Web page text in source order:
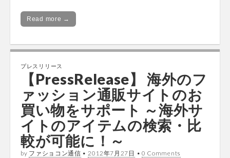
Read more →
プレスリリース
【PressRelease】 海外のフ
ァッション通販サイトのお
買い物をサポート ～海外サ
イトのアイテムの検索・比
較が可能に！～
by ファショコン通信 • 2012年7月27日 • 0 Comments